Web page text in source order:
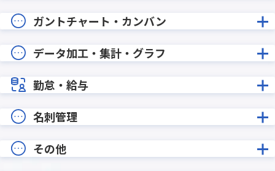
ガントチャート・カンバン
データ加工・集計・グラフ
勤怠・給与
名刺管理
その他